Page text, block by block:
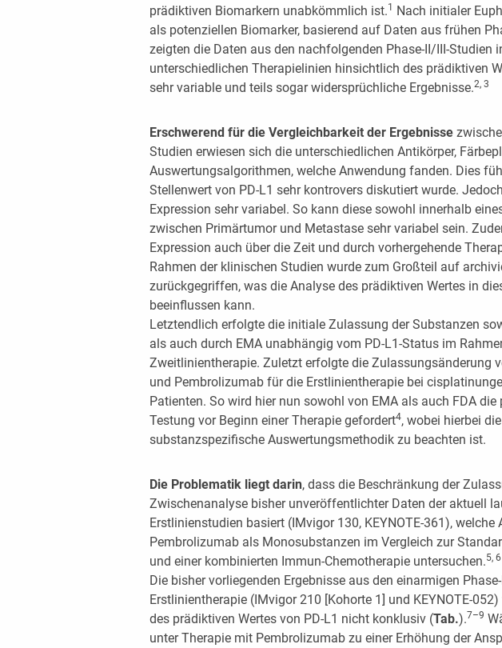
prädiktiven Biomarkern unabkömmlich ist.1 Nach initialer
als potenziellen Biomarker, basierend auf Daten aus frühen
zeigten die Daten aus den nachfolgenden Phase-II/III-Studien
unterschiedlichen Therapielinien hinsichtlich des prädiktiven
sehr variable und teils sogar widersprüchliche Ergebnisse.2, 3
Erschwerend für die Vergleichbarkeit der Ergebnisse
Studien erwiesen sich die unterschiedlichen Antikörper,
Auswertungsalgorithmen, welche Anwendung fanden. Dies
Stellenwert von PD-L1 sehr kontrovers diskutiert wurde.
Expression sehr variabel. So kann diese sowohl innerhalb
zwischen Primärtumor und Metastase sehr variabel sein.
Expression auch über die Zeit und durch vorhergehende
Rahmen der klinischen Studien wurde zum Großteil auf
zurückgegriffen, was die Analyse des prädiktiven Wertes in
beeinflussen kann.
Letztendlich erfolgte die initiale Zulassung der Substanzen
als auch durch EMA unabhängig vom PD-L1-Status im
Zweitlinientherapie. Zuletzt erfolgte die Zulassungsänderung
und Pembrolizumab für die Erstlinientherapie bei
Patienten. So wird hier nun sowohl von EMA als auch FDA die
Testung vor Beginn einer Therapie gefordert4, wobei hierbei
substanzspezifische Auswertungsmethodik zu beachten ist.
Die Problematik liegt darin, dass die Beschränkung der
Zwischenanalyse bisher unveröffentlichter Daten der aktuell
Erstlinienstudien basiert (IMvigor 130, KEYNOTE-361), welche
Pembrolizumab als Monosubstanzen im Vergleich zur
und einer kombinierten Immun-Chemotherapie untersuchen.5, 6
Die bisher vorliegenden Ergebnisse aus den einarmigen
Erstlinientherapie (IMvigor 210 [Kohorte 1] und KEYNOTE-
des prädiktiven Wertes von PD-L1 nicht konklusiv (Tab.).7–9
unter Therapie mit Pembrolizumab zu einer Erhöhung der